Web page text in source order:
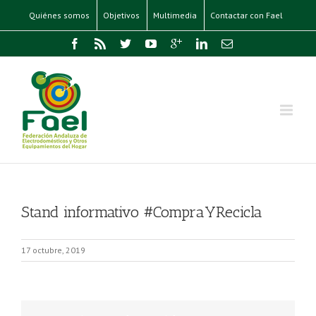
Quiénes somos Objetivos Multimedia Contactar con Fael
Stand informativo #CompraYRecicla
17 octubre, 2019